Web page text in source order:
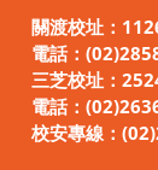
關渡校址：
電話：
三芝校址：
電話：
校安專線：